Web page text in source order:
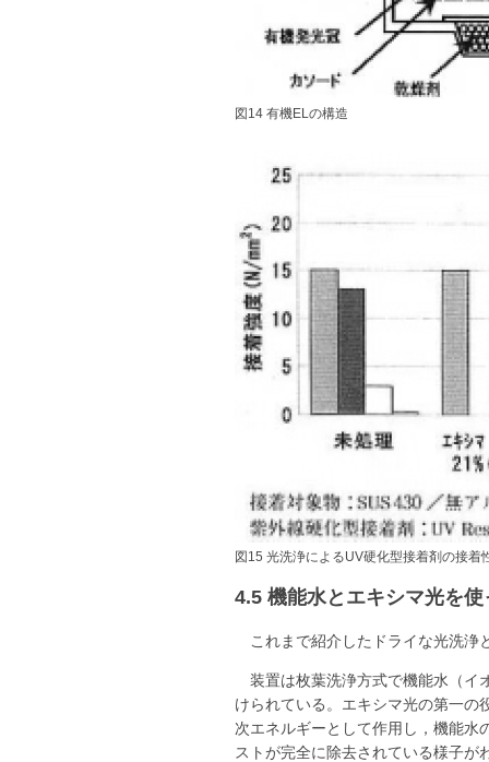
図14 有機ELの構造
図15 光洗浄によるUV硬化型接着剤の接着
4.5 機能水とエキシマ光を
これまで紹介したドライな光洗浄
装置は枚葉洗浄方式で機能水（イ
けられている。エキシマ光の第一の
次エネルギーとして作用し，機能水
ストが完全に除去されている様子が